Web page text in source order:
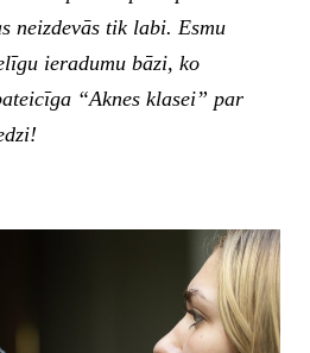
neizdevās tik labi. Esmu
ieradumu bāzi, ko
“Aknes klasei” par